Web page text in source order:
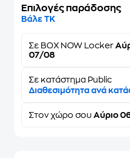
Επιλογές παράδοσης
Βάλε ΤΚ
Σε BOX NOW Locker
07/08
Σε κατάστημα Public
Διαθεσιμότητα ανά
Στον χώρο σου Αύριο